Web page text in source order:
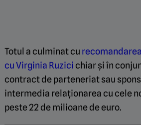
Totul a culminat cu
cu Virginia Ruzici chiar și în
contract de parteneriat sau
intermedia relaționarea cu cele
peste 22 de milioane de euro.